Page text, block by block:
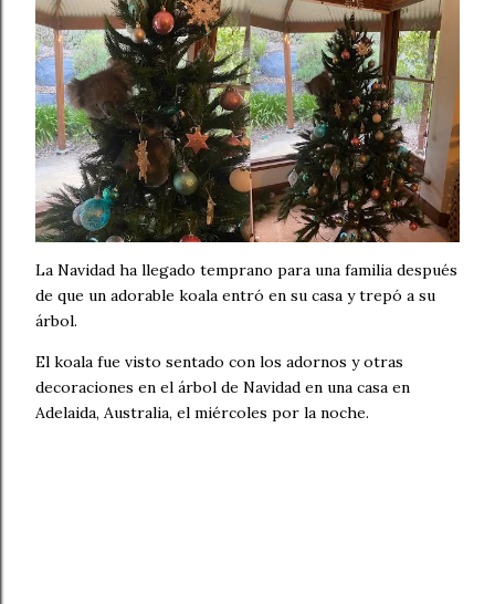
La Navidad ha llegado temprano para una familia después
de que un adorable koala entró en su casa y trepó a su
árbol.
El koala fue visto sentado con los adornos y otras
decoraciones en el árbol de Navidad en una casa en
Adelaida, Australia, el miércoles por la noche.